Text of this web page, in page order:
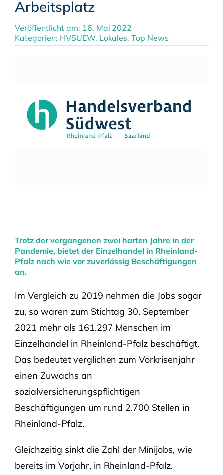
Arbeitsplatz
Veröffentlicht am: 16. Mai 2022
Kategorien: HVSUEW, Lokales, Top News
Trotz der vergangenen zwei harten Jahre in der
Pandemie, bietet der Einzelhandel in Rheinland-
Pfalz nach wie vor zuverlässig Beschäftigungen
an.
Im Vergleich zu 2019 nehmen die Jobs sogar
zu, so waren zum Stichtag 30. September
2021 mehr als 161.297 Menschen im
Einzelhandel in Rheinland-Pfalz beschäftigt.
Das bedeutet verglichen zum Vorkrisenjahr
einen Zuwachs an
sozialversicherungspflichtigen
Beschäftigungen um rund 2.700 Stellen in
Rheinland-Pfalz.
Gleichzeitig sinkt die Zahl der Minijobs, wie
bereits im Vorjahr, in Rheinland-Pfalz.